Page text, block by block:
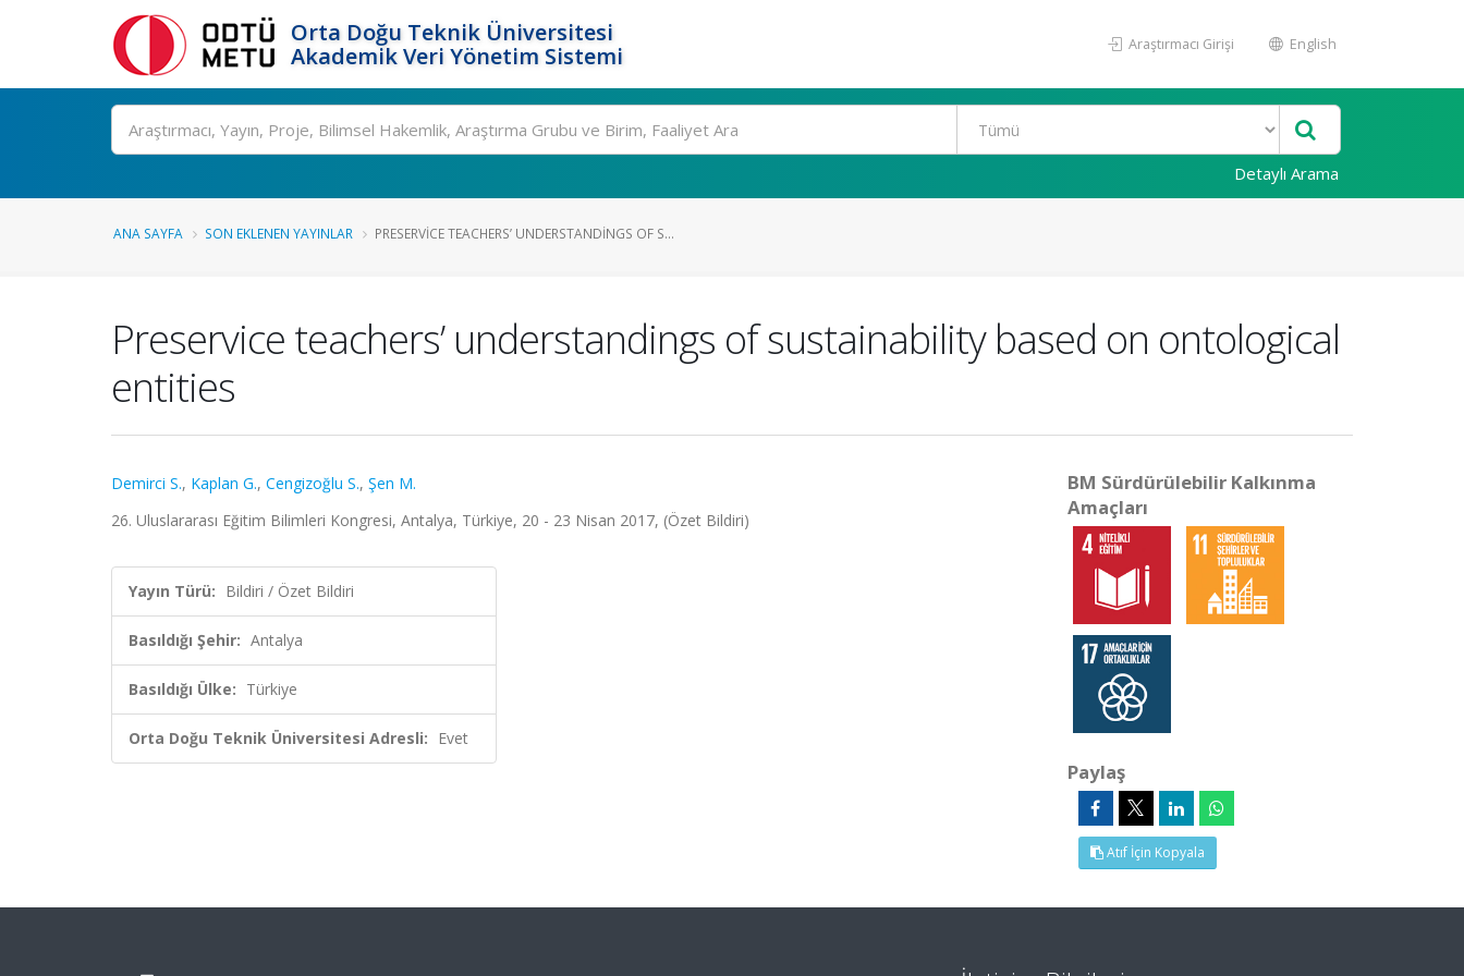
Orta Doğu Teknik Üniversitesi
Akademik Veri Yönetim Sistemi
Araştırmacı Girişi English
Ara
Detaylı Arama
ANA SAYFA SON EKLENEN YAYINLAR PRESERVICE TEACHERS’ UNDERSTANDINGS OF S...
Preservice teachers’ understandings of sustainability based on ontological
entities
Demirci S., Kaplan G., Cengizoğlu S., Şen M.
26. Uluslararası Eğitim Bilimleri Kongresi, Antalya, Türkiye, 20 - 23 Nisan 2017, (Özet Bildiri)
Yayın Türü: Bildiri / Özet Bildiri
Basıldığı Şehir: Antalya
Basıldığı Ülke: Türkiye
Orta Doğu Teknik Üniversitesi Adresli: Evet
BM Sürdürülebilir Kalkınma
Amaçları
Paylaş
Atıf İçin Kopyala